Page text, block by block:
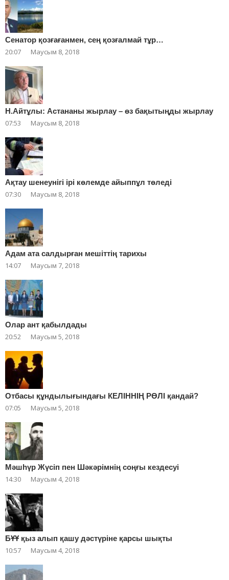
Сенатор қозғағанмен, сең қозғалмай тұр…
20:07 Маусым 8, 2018
Н.Айтұлы: Астананы жырлау – өз бақытыңды жырлау
07:53 Маусым 8, 2018
Ақтау шенеунігі ірі көлемде айыппұл төледі
07:30 Маусым 8, 2018
Адам ата салдырған мешіттің тарихы
14:07 Маусым 7, 2018
Олар ант қабылдады
20:52 Маусым 5, 2018
Отбасы құндылығындағы КЕЛІННІҢ РӨЛІ қандай?
07:05 Маусым 5, 2018
Мәшһүр Жүсіп пен Шәкәрімнің соңғы кездесуі
14:30 Маусым 4, 2018
БҰҰ қыз алып қашу дәстүріне қарсы шықты
10:57 Маусым 4, 2018